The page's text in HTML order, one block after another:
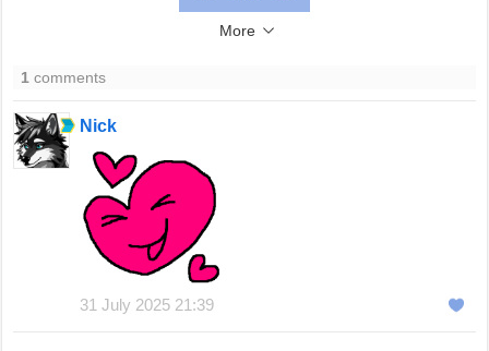
More
1 comments
Nick
31 July 2025 21:39